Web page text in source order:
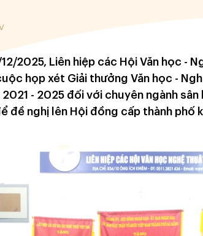
2025, Liên hiệp các Hội Văn học -
họp xét Giải thưởng Văn học -
2021 - 2025 đối với chuyên ngành
đề nghị lên Hội đồng cấp thành phố